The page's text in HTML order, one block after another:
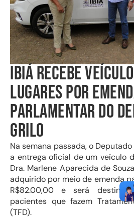
IBIÁ RECEBE
LUGARES POR
PARLAMENTAR DO
GRILO
Na semana passada, o
a entrega oficial de um veículo
Dra. Marlene Aparecida de
adquirido por meio de emenda
R$82.00,00 e será
pacientes que fazem
(TFD).